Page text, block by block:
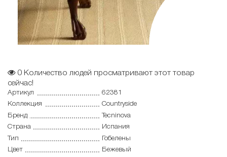
0 Количество людей просматривают этот товар
сейчас!
Артикул
62381
Коллекция
Countryside
Бренд
Tecninova
Страна
Испания
Тип
Гобелены
Цвет
Бежевый